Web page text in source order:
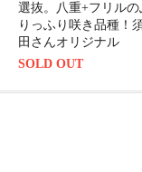
選抜。八重+フリルの
りっふり咲き品種！
田さんオリジナル
SOLD OUT